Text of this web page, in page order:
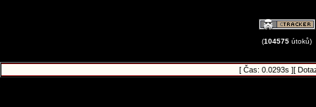
(104575 útoků)
[ Čas: 0.0293s ][